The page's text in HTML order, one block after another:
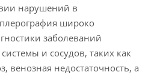
нарушений в
широко
заболеваний
и сосудов, таких как
венозная недостаточность, а